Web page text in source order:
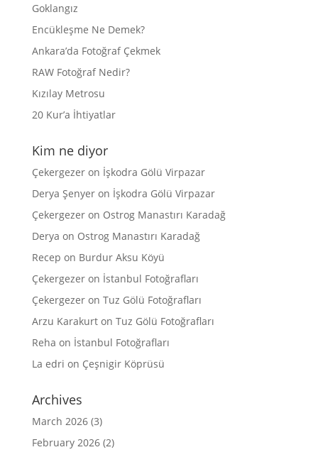
Goklangız
Encükleşme Ne Demek?
Ankara’da Fotoğraf Çekmek
RAW Fotoğraf Nedir?
Kızılay Metrosu
20 Kur’a İhtiyatlar
Kim ne diyor
Çekergezeron İşkodra Gölü Virpazar
Derya Şenyeron İşkodra Gölü Virpazar
Çekergezeron Ostrog Manastırı Karadağ
Derya on Ostrog Manastırı Karadağ
Recep on Burdur Aksu Köyü
Çekergezeron İstanbul Fotoğrafları
Çekergezeron Tuz Gölü Fotoğrafları
Arzu Karakurton Tuz Gölü Fotoğrafları
Reha on İstanbul Fotoğrafları
La edri on Çeşnigir Köprüsü
Archives
March 2026(3)
February 2026(2)